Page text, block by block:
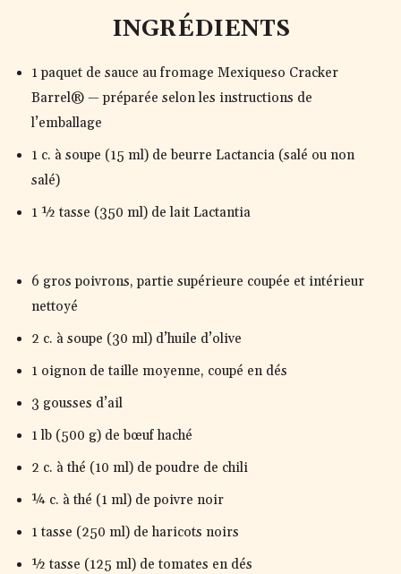
INGRÉDIENTS
1 paquet de sauce au fromage Mexiqueso Cracker
Barrel® — préparée selon les instructions de
l’emballage
1 c. à soupe (15 ml) de beurre Lactancia (salé ou non
salé)
1 ½ tasse (350 ml) de lait Lactantia
6 gros poivrons, partie supérieure coupée et intérieur
nettoyé
2 c. à soupe (30 ml) d’huile d’olive
1 oignon de taille moyenne, coupé en dés
3 gousses d’ail
1 lb (500 g) de bœuf haché
2 c. à thé (10 ml) de poudre de chili
¼ c. à thé (1 ml) de poivre noir
1 tasse (250 ml) de haricots noirs
½ tasse (125 ml) de tomates en dés